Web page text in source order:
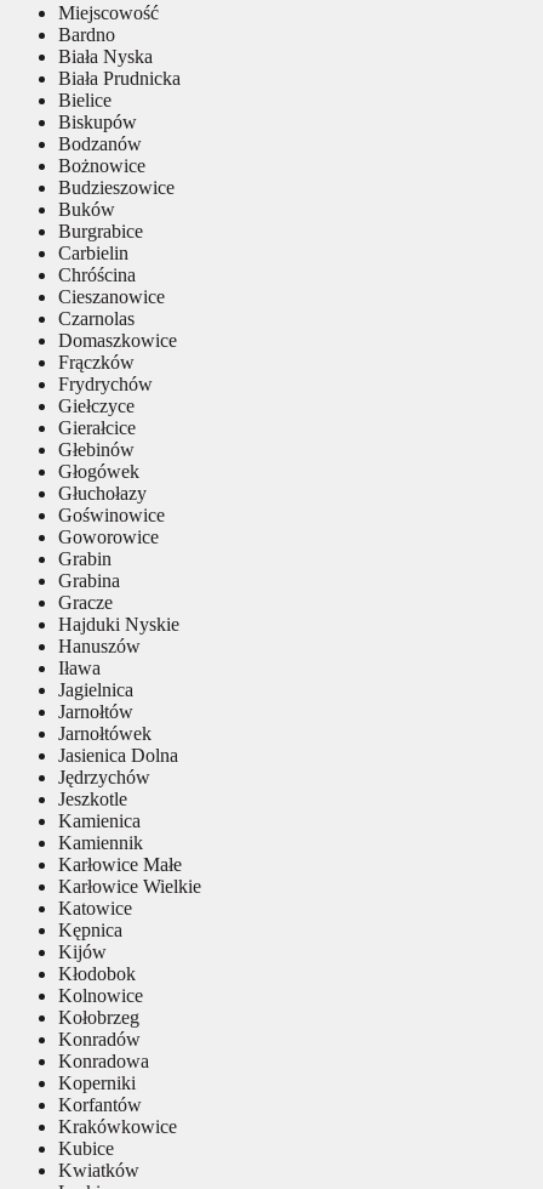
Miejscowość
Bardno
Biała Nyska
Biała Prudnicka
Bielice
Biskupów
Bodzanów
Bożnowice
Budzieszowice
Buków
Burgrabice
Carbielin
Chróścina
Cieszanowice
Czarnolas
Domaszkowice
Frączków
Frydrychów
Giełczyce
Gierałcice
Głebinów
Głogówek
Głuchołazy
Goświnowice
Goworowice
Grabin
Grabina
Gracze
Hajduki Nyskie
Hanuszów
Iława
Jagielnica
Jarnołtów
Jarnołtówek
Jasienica Dolna
Jędrzychów
Jeszkotle
Kamienica
Kamiennik
Karłowice Małe
Karłowice Wielkie
Katowice
Kępnica
Kijów
Kłodobok
Kolnowice
Kołobrzeg
Konradów
Konradowa
Koperniki
Korfantów
Krakówkowice
Kubice
Kwiatków